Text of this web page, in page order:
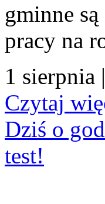
gminne
pracy na
1
Czytaj
Dziś o
test!